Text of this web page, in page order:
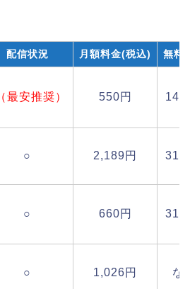
配信状況 月額料金(税込) 無料
（最安推奨） 550円 14
○ 2,189円 31
○ 660円 31
○ 1,026円 な